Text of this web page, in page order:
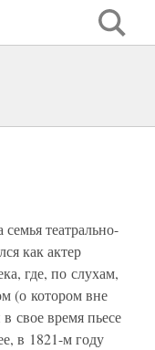
театрально-
как актер
где, по слухам,
(о котором вне
свое время пьесе
в 1821-м году